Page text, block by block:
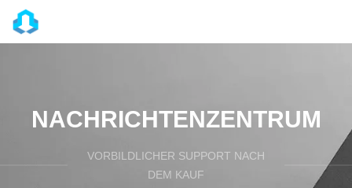
NACHRICHTENZENTRUM
VORBILDLICHER SUPPORT NACH
DEM KAUF